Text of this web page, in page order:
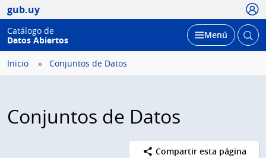
gub.uy
Catálogo de
Datos Abiertos
Desplegar
Menú Abrir
Inicio Conjuntos de Datos
Conjuntos de Datos
Compartir esta página